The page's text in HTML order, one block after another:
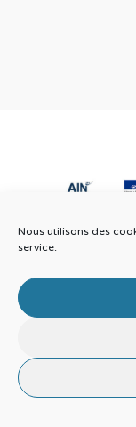
Nous utilisons des
service.
© 2026